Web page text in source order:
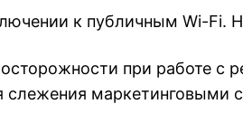
к публичным Wi-
осторожности при работе
маркетинговыми